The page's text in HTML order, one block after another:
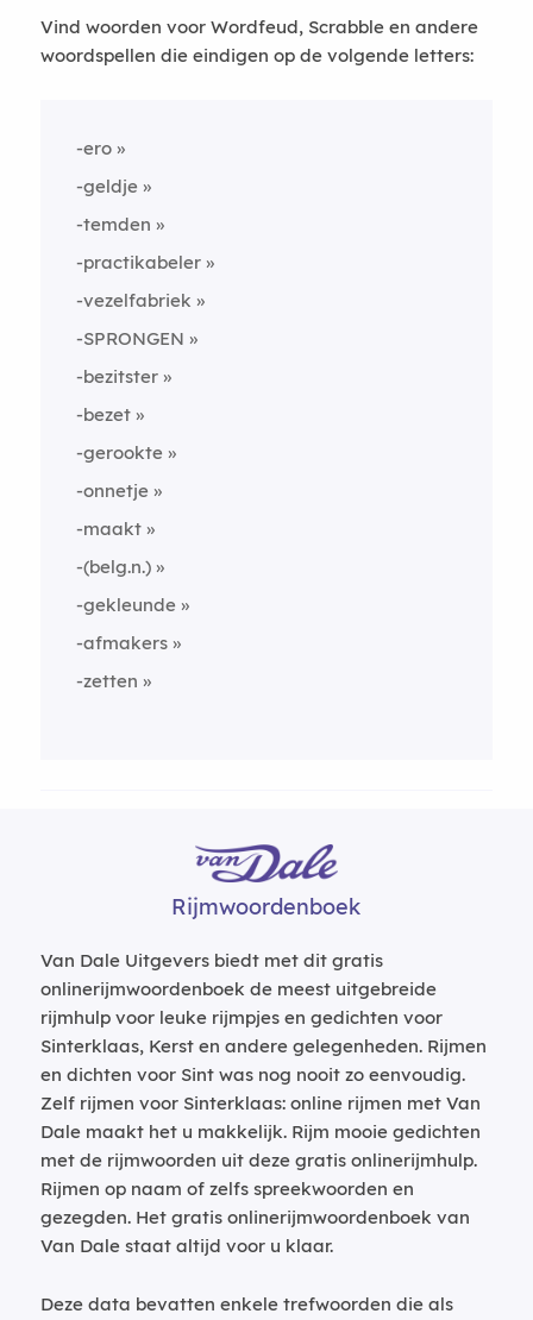
Vind woorden voor Wordfeud, Scrabble en andere
woordspellen die eindigen op de volgende letters:
-ero
-geldje
-temden
-practikabeler
-vezelfabriek
-SPRONGEN
-bezitster
-bezet
-gerookte
-onnetje
-maakt
-(belg.n.)
-gekleunde
-afmakers
-zetten
Rijmwoordenboek
Van Dale Uitgevers biedt met dit gratis
onlinerijmwoordenboek de meest uitgebreide
rijmhulp voor leuke rijmpjes en gedichten voor
Sinterklaas, Kerst en andere gelegenheden. Rijmen
en dichten voor Sint was nog nooit zo eenvoudig.
Zelf rijmen voor Sinterklaas: online rijmen met Van
Dale maakt het u makkelijk. Rijm mooie gedichten
met de rijmwoorden uit deze gratis onlinerijmhulp.
Rijmen op naam of zelfs spreekwoorden en
gezegden. Het gratis onlinerijmwoordenboek van
Van Dale staat altijd voor u klaar.
Deze data bevatten enkele trefwoorden die als